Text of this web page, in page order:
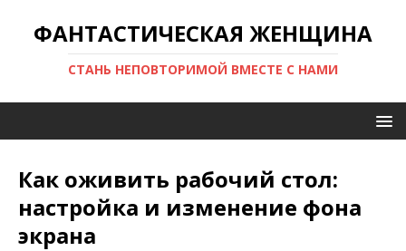
ФАНТАСТИЧЕСКАЯ ЖЕНЩИНА
СТАНЬ НЕПОВТОРИМОЙ ВМЕСТЕ С НАМИ
Как оживить рабочий стол:
настройка и изменение фона
экрана